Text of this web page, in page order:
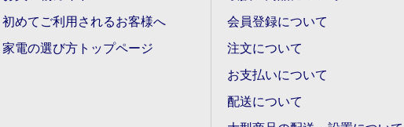
初めてご利用されるお客様へ
家電の選び方トップページ
会員登録について
注文について
お支払いについて
配送について